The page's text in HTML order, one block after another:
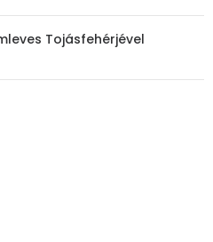
Tojásfehérjével